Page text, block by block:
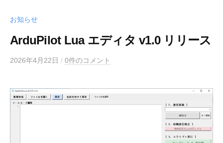
お知らせ
ArduPilot Lua エディタ v1.0 リリース
2026年4月22日 / 0件のコメント